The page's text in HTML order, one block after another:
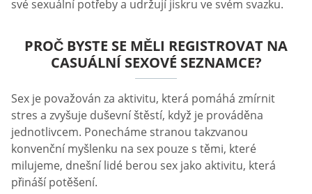
své sexuální potřeby a udržují jiskru ve svém svazku.
PROČ BYSTE SE MĚLI REGISTROVAT NA
CASUÁLNÍ SEXOVÉ SEZNAMCE?
Sex je považován za aktivitu, která pomáhá zmírnit
stres a zvyšuje duševní štěstí, když je prováděna
jednotlivcem. Ponecháme stranou takzvanou
konvenční myšlenku na sex pouze s těmi, které
milujeme, dnešní lidé berou sex jako aktivitu, která
přináší potěšení.